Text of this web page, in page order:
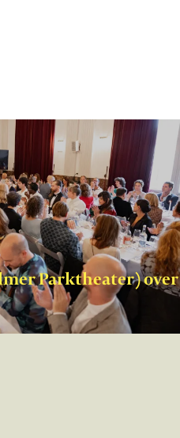
Parktheater) over